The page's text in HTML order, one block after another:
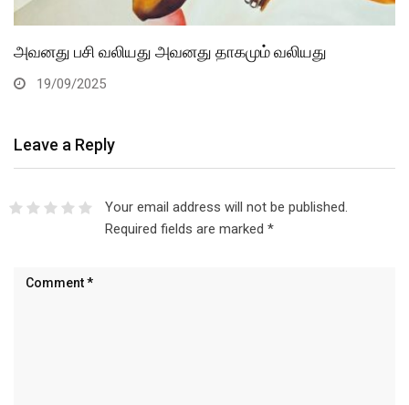
அவனது பசி வலியது அவனது தாகமும் வலியது
19/09/2025
Leave a Reply
Your email address will not be published.
Required fields are marked *